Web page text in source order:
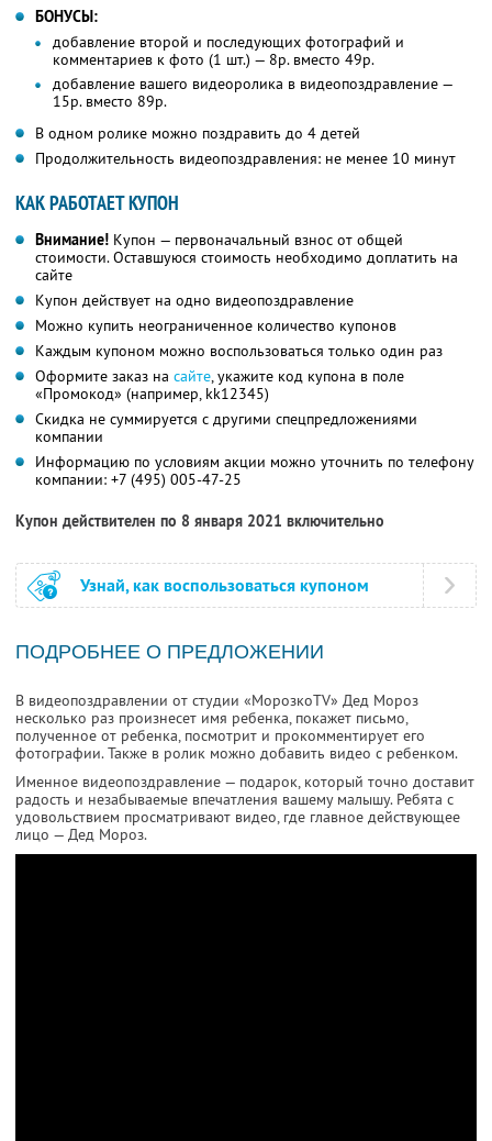
БОНУСЫ:
добавление второй и последующих фотографий и
комментариев к фото (1 шт.) — 8р. вместо 49р.
добавление вашего видеоролика в видеопоздравление —
15р. вместо 89р.
В одном ролике можно поздравить до 4 детей
Продолжительность видеопоздравления: не менее 10 минут
КАК РАБОТАЕТ КУПОН
Внимание! Купон — первоначальный взнос от общей
стоимости. Оставшуюся стоимость необходимо доплатить на
сайте
Купон действует на одно видеопоздравление
Можно купить неограниченное количество купонов
Каждым купоном можно воспользоваться только один раз
Оформите заказ на сайте, укажите код купона в поле
«Промокод» (например, kk12345)
Скидка не суммируется с другими спецпредложениями
компании
Информацию по условиям акции можно уточнить по телефону
компании: +7 (495) 005-47-25
Купон действителен по 8 января 2021 включительно
Узнай, как воспользоваться купоном
ПОДРОБНЕЕ О ПРЕДЛОЖЕНИИ
В видеопоздравлении от студии «МорозкоTV» Дед Мороз
несколько раз произнесет имя ребенка, покажет письмо,
полученное от ребенка, посмотрит и прокомментирует его
фотографии. Также в ролик можно добавить видео с ребенком.
Именное видеопоздравление — подарок, который точно доставит
радость и незабываемые впечатления вашему малышу. Ребята с
удовольствием просматривают видео, где главное действующее
лицо — Дед Мороз.